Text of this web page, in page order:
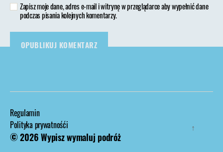
Zapisz moje dane, adres e-mail i witrynę w przeglądarce aby wypełnić dane
podczas pisania kolejnych komentarzy.
Regulamin
Polityka prywatnośći
© 2026Wypisz wymaluj podróż
↑